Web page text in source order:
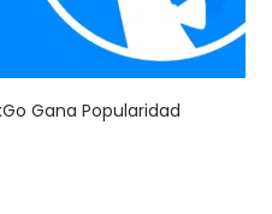
Gana Popularidad